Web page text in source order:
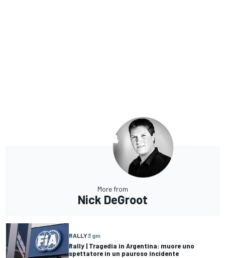
More from
Nick DeGroot
RALLY3 gm
Rally | Tragedia in Argentina: muore uno
spettatore in un pauroso incidente